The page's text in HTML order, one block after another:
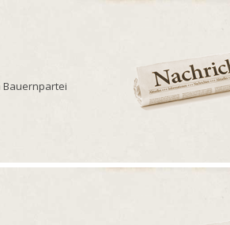
Bauernpartei